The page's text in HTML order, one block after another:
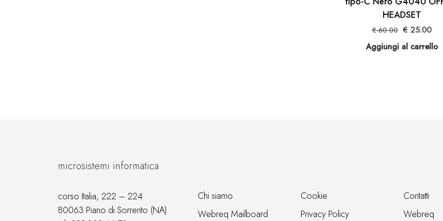
HEADSET
€60.00 Il
prezzo
originale
€ 25.00Il
Aggiungi al carrello
microsistemi informatica
corso Italia, 222 – 224
80063 Piano di Sorrento (NA)
Chi siamo
Webreq Mailboard
Cookie
Privacy Policy
Contatti
Webreq